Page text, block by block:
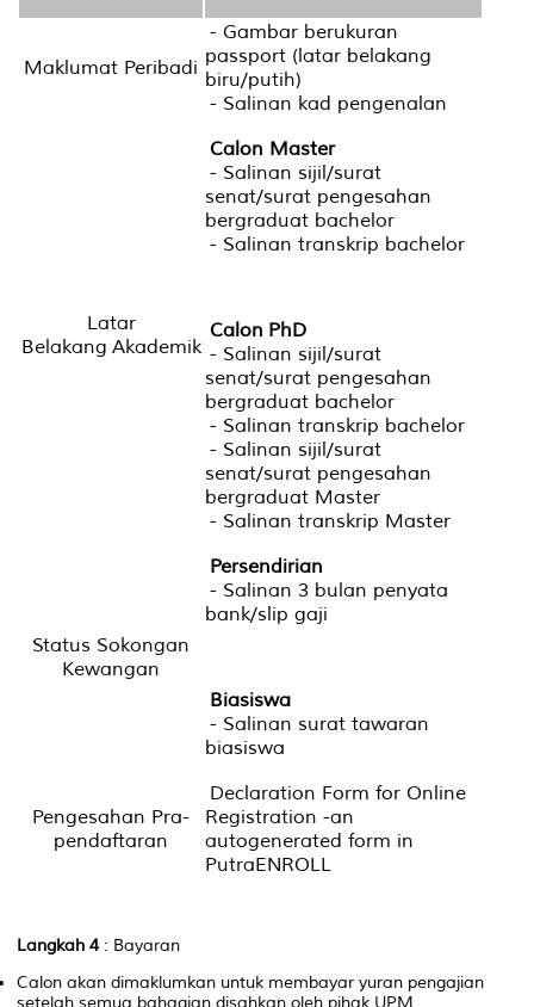
Maklumat Peribadi
- Gambar berukuran
passport (latar belakang
biru/putih)
- Salinan kad pengenalan
Latar
Belakang Akademik
Calon Master
- Salinan sijil/surat
senat/surat pengesahan
bergraduat bachelor
- Salinan transkrip bachelor
Calon PhD
- Salinan sijil/surat
senat/surat pengesahan
bergraduat bachelor
- Salinan transkrip bachelor
- Salinan sijil/surat
senat/surat pengesahan
bergraduat Master
- Salinan transkrip Master
Status Sokongan
Kewangan
Persendirian
- Salinan 3 bulan penyata
bank/slip gaji
Biasiswa
- Salinan surat tawaran
biasiswa
Pengesahan Pra-
pendaftaran
Declaration Form for Online
Registration -an
autogenerated form in
PutraENROLL
Langkah 4: Bayaran
Calon akan dimaklumkan untuk membayar yuran pengajian
setelah semua bahagian disahkan oleh pihak UPM